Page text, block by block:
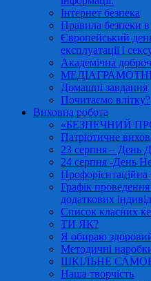
Інтернет безпека
Правила безпеки в
Європейський день
експлуатації і
Академічна
Домашні завдання
Почитаємо влітку?
Виховна робота
«БЕЗПЕЧНИЙ
Патріотичне
23 серпня – День
24 серпня -День
Профорієнтаційна
Графік
додаткових
Список класних
ТИ ЯК?
Я обираю
Методичні
ШКІЛЬНЕ
Наша творчість